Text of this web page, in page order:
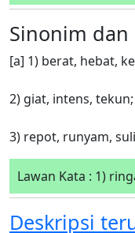
Sinonim dan
[a] 1) berat, hebat,
2) giat, intens,
3) repot, runyam,
Lawan Kata : 1)
Deskripsi